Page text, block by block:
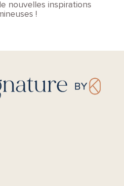
nouvelles inspirations
!